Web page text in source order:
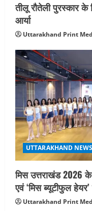
तीलू रौतेली पुरस्कार
आर्या
Uttarakhand Print
UTTARAKHAND NEWS
मिस उत्तराखंड 2026
एवं ‘मिस ब्यूटीफुल
Uttarakhand Print